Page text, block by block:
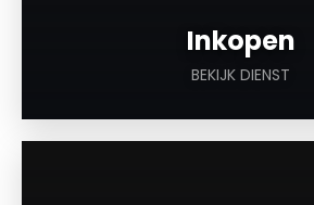
Inkopen
BEKIJK DIENST